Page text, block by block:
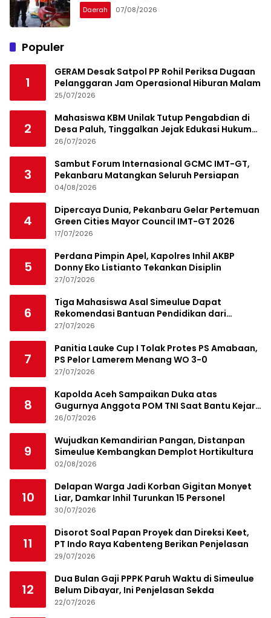
Daerah 07/08/2026
Populer
1
GERAM Desak Satpol PP Rohil Periksa Dugaan
Pelanggaran Jam Operasional Hiburan Malam
25/07/2026
2
Mahasiswa KBM Unilak Tutup Pengabdian di
Desa Paluh, Tinggalkan Jejak Edukasi Hukum
dan Aksi Sosial
26/07/2026
3
Sambut Forum Internasional GCMC IMT-GT,
Pekanbaru Matangkan Seluruh Persiapan
04/08/2026
4
Dipercaya Dunia, Pekanbaru Gelar Pertemuan
Green Cities Mayor Council IMT-GT 2026
17/07/2026
5
Perdana Pimpin Apel, Kapolres Inhil AKBP
Donny Eko Listianto Tekankan Disiplin
27/07/2026
6
Tiga Mahasiswa Asal Simeulue Dapat
Rekomendasi Bantuan Pendidikan dari
Jamaluddin Idham
27/07/2026
7
Panitia Lauke Cup I Tolak Protes PS Amabaan,
PS Pelor Lamerem Menang WO 3-0
27/07/2026
8
Kapolda Aceh Sampaikan Duka atas
Gugurnya Anggota POM TNI Saat Bantu Kejar
Bandar Narkoba
26/07/2026
9
Wujudkan Kemandirian Pangan, Distanpan
Simeulue Kembangkan Demplot Hortikultura
02/08/2026
10
Delapan Warga Jadi Korban Gigitan Monyet
Liar, Damkar Inhil Turunkan 15 Personel
30/07/2026
11
Disorot Soal Papan Proyek dan Direksi Keet,
PT Indo Raya Kabenteng Berikan Penjelasan
29/07/2026
12
Dua Bulan Gaji PPPK Paruh Waktu di Simeulue
Belum Dibayar, Ini Penjelasan Sekda
22/07/2026